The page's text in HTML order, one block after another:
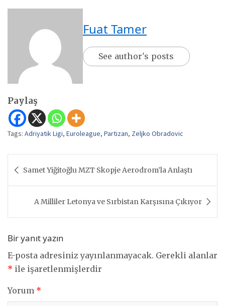
Fuat Tamer
See author's posts
Paylaş
Tags: Adriyatik Ligi, Euroleague, Partizan, Zeljko Obradovic
gezinmesi
Samet Yiğitoğlu MZT Skopje Aerodrom’la Anlaştı
A Milliler Letonya ve Sırbistan Karşısına Çıkıyor
Bir yanıt yazın
E-posta adresiniz yayınlanmayacak. Gerekli alanlar
* ile işaretlenmişlerdir
Yorum *